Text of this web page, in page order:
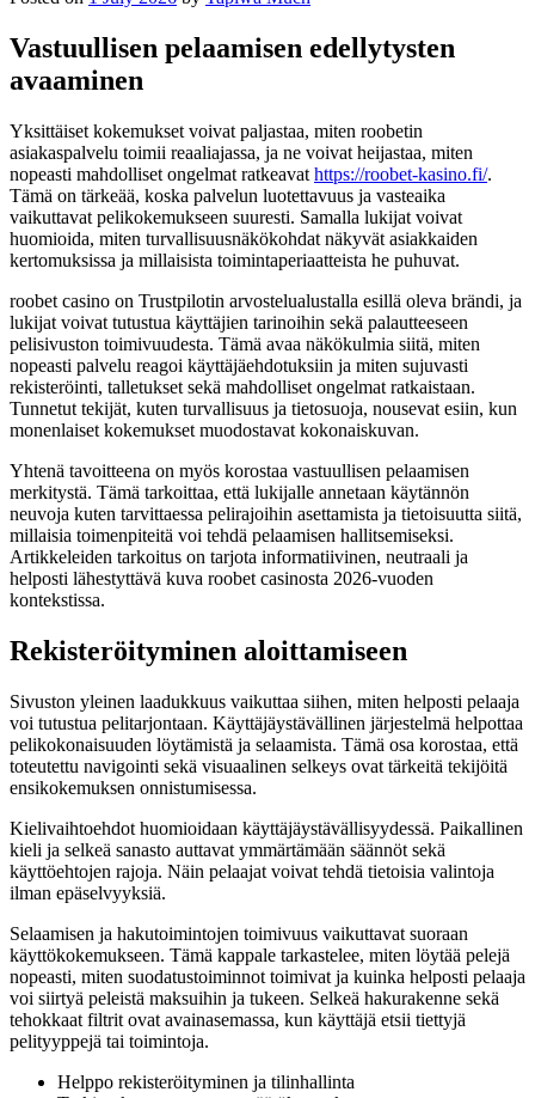
Vastuullisen pelaamisen edellytysten
avaaminen
Yksittäiset kokemukset voivat paljastaa, miten roobetin
asiakaspalvelu toimii reaaliajassa, ja ne voivat heijastaa, miten
nopeasti mahdolliset ongelmat ratkeavat https://roobet-kasino.fi/.
Tämä on tärkeää, koska palvelun luotettavuus ja vasteaika
vaikuttavat pelikokemukseen suuresti. Samalla lukijat voivat
huomioida, miten turvallisuusnäkökohdat näkyvät asiakkaiden
kertomuksissa ja millaisista toimintaperiaatteista he puhuvat.
roobet casino on Trustpilotin arvostelualustalla esillä oleva brändi, ja
lukijat voivat tutustua käyttäjien tarinoihin sekä palautteeseen
pelisivuston toimivuudesta. Tämä avaa näkökulmia siitä, miten
nopeasti palvelu reagoi käyttäjäehdotuksiin ja miten sujuvasti
rekisteröinti, talletukset sekä mahdolliset ongelmat ratkaistaan.
Tunnetut tekijät, kuten turvallisuus ja tietosuoja, nousevat esiin, kun
monenlaiset kokemukset muodostavat kokonaiskuvan.
Yhtenä tavoitteena on myös korostaa vastuullisen pelaamisen
merkitystä. Tämä tarkoittaa, että lukijalle annetaan käytännön
neuvoja kuten tarvittaessa pelirajoihin asettamista ja tietoisuutta siitä,
millaisia toimenpiteitä voi tehdä pelaamisen hallitsemiseksi.
Artikkeleiden tarkoitus on tarjota informatiivinen, neutraali ja
helposti lähestyttävä kuva roobet casinosta 2026‑vuoden
kontekstissa.
Rekisteröityminen aloittamiseen
Sivuston yleinen laadukkuus vaikuttaa siihen, miten helposti pelaaja
voi tutustua pelitarjontaan. Käyttäjäystävällinen järjestelmä helpottaa
pelikokonaisuuden löytämistä ja selaamista. Tämä osa korostaa, että
toteutettu navigointi sekä visuaalinen selkeys ovat tärkeitä tekijöitä
ensikokemuksen onnistumisessa.
Kielivaihtoehdot huomioidaan käyttäjäystävällisyydessä. Paikallinen
kieli ja selkeä sanasto auttavat ymmärtämään säännöt sekä
käyttöehtojen rajoja. Näin pelaajat voivat tehdä tietoisia valintoja
ilman epäselvyyksiä.
Selaamisen ja hakutoimintojen toimivuus vaikuttavat suoraan
käyttökokemukseen. Tämä kappale tarkastelee, miten löytää pelejä
nopeasti, miten suodatustoiminnot toimivat ja kuinka helposti pelaaja
voi siirtyä peleistä maksuihin ja tukeen. Selkeä hakurakenne sekä
tehokkaat filtrit ovat avainasemassa, kun käyttäjä etsii tiettyjä
pelityyppejä tai toimintoja.
Helppo rekisteröityminen ja tilinhallinta